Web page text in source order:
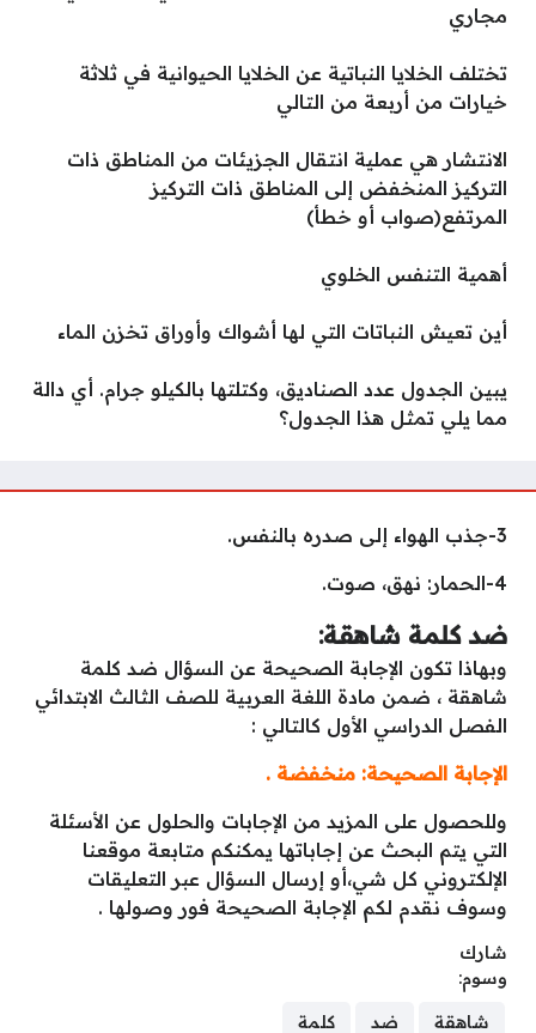
مجاري
تختلف الخلايا النباتية عن الخلايا الحيوانية في ثلاثة
خيارات من أربعة من التالي
الانتشار هي عملية انتقال الجزيئات من المناطق ذات
التركيز المنخفض إلى المناطق ذات التركيز
المرتفع(صواب أو خطأ)
أهمية التنفس الخلوي
أين تعيش النباتات التي لها أشواك وأوراق تخزن الماء
يبين الجدول عدد الصناديق، وكتلتها بالكيلو جرام. أي دالة
مما يلي تمثل هذا الجدول؟
3-جذب الهواء إلى صدره بالنفس.
4-الحمار: نهق، صوت.
ضد كلمة شاهقة:
وبهاذا تكون الإجابة الصحيحة عن السؤال ضد كلمة
شاهقة ، ضمن مادة اللغة العربية للصف الثالث الابتدائي
الفصل الدراسي الأول كالتالي :
الإجابة الصحيحة: منخفضة .
وللحصول على المزيد من الإجابات والحلول عن الأسئلة
التي يتم البحث عن إجاباتها يمكنكم متابعة موقعنا
الإلكتروني كل شي،أو إرسال السؤال عبر التعليقات
وسوف نقدم لكم الإجابة الصحيحة فور وصولها .
شارك
وسوم:
شاهقة ضد كلمة